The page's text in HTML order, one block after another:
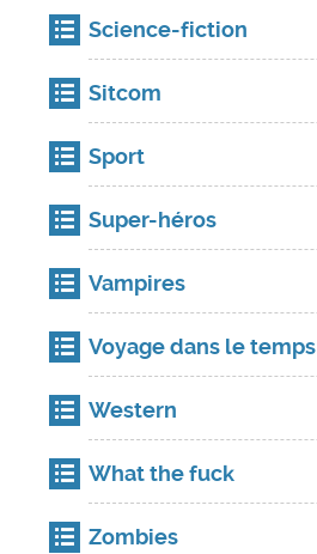
Science-fiction
Sitcom
Sport
Super-héros
Vampires
Voyage dans le temps
Western
What the fuck
Zombies